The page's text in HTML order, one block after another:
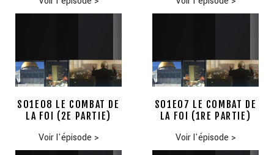
S01E08 LE COMBAT DE
LA FOI (2E PARTIE)
Voir l'épisode >
S01E07 LE COMBAT DE
LA FOI (1RE PARTIE)
Voir l'épisode >